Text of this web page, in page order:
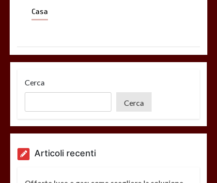
Casa
Cerca
Cerca
Articoli recenti